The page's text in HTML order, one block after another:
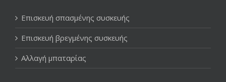
Επισκευή σπασμένης συσκευής
Επισκευή βρεγμένης συσκευής
Αλλαγή μπαταρίας